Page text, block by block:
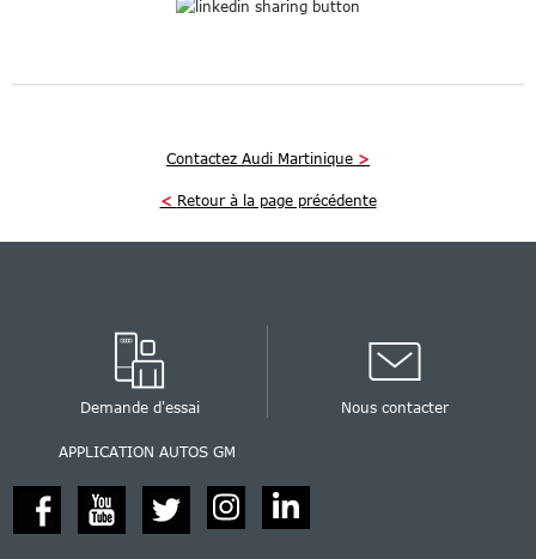
Contactez Audi Martinique >
< Retour à la page précédente
Demande d'essai Nous contacter
APPLICATION AUTOS GM